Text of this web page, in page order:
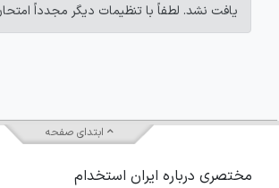
یافت نشد. لطفاً با تنظیمات دیگر مجدداً
ابتدای صفحه
مختصری درباره ایران استخدام